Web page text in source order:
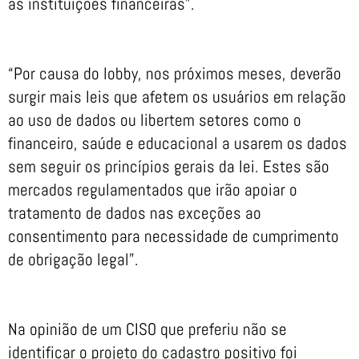
“Por causa do lobby, nos próximos meses, deverão
surgir mais leis que afetem os usuários em relação
ao uso de dados ou libertem setores como o
financeiro, saúde e educacional a usarem os dados
sem seguir os princípios gerais da lei. Estes são
mercados regulamentados que irão apoiar o
tratamento de dados nas exceções ao
consentimento para necessidade de cumprimento
de obrigação legal”.
Na opinião de um CISO que preferiu não se
identificar o projeto do cadastro positivo foi